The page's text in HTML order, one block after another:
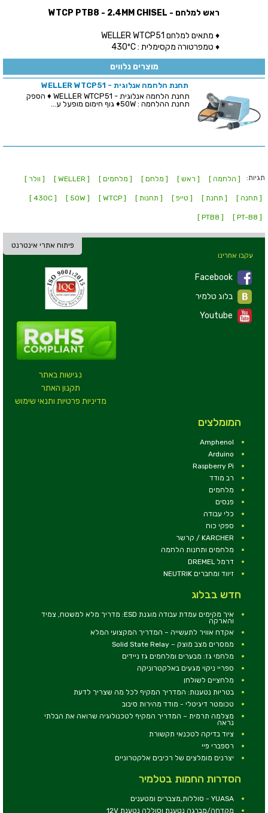
ראש למלחם - WTCP PTB8 - 2.4MM CHISEL
♦ מתאים למלחם WELLER WTCP51
♦ טמפרטורה מקסימלית : 430ºC
מוצרים נלווים
תחנת הלחמה אנלוגית - WELLER WTCP51
תחנת הלחמה אנלוגית - WELLER WTCP51 ♦ הספק
תחנת ההלחמה : 50W♦ גוף חימום מופעל ע...
תגיות: [ הלחמה ] [ ראש ] [ מלחם ] [ מלחמים ] [ WELLER ] [ וולר ]
[ תחנה ] [ תחנת ] [ טייפ ] [ תחנות ] [ WTCP ]
[ 50W ]
[ 430C ]
[ PT-B8 ]
[ PTB8 ]
פיתוח אתרי אינטרנט
נגישות באתר
תקנון האתר
מדיניות פרטיות ותנאי שימוש
עקבו אחרינו
Facebook
Youtube
המומלצים
Amphenol
Arduino
Raspberry Pi
רב מודד
מלחמים
פנסים
כלי עבודה
ספקי כוח
KARCHER / קרשר
מלחמים ותחנות הלחמה
דרמל DREMEL
זיווד ומחברים NEUTRIK
חדש בבלוג
איך מקימים עמדת עבודה מוגנת ESD: מדריך מלא למשטח, צמיד
והארקה
אקדח אוויר לתעשייה – המדריך המקצועי המלא
ממסרים מצב מוצק – Solid State Relay
מלחמי גז: מבערים ומלחמים גז ניידים
ספריי ניקוי מגעים באלקטרוניקה
מלחציים לשולחן
בטריות נטענות: המדריך המקיף לכל מה שצריך לדעת
טכומטר דיגיטלי - מודד מהירות סיבוב
מצלמה תרמית – המדריך המקיף לטכנולוגיה שרואה את הבלתי
נראה
ציוד בדיקה לטכנאי תקשורת
רספברי פיי
יצרנים מומלצים של רכיבים אלקטרוניים
הסדרות החמות בטלמיר
YUASA - סוללות,מצברים ומטענים
מקדחה/מברגה נטענת וסוללה נטענת 12V